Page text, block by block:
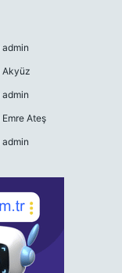
admin
Akyüz
admin
Emre Ateş
admin